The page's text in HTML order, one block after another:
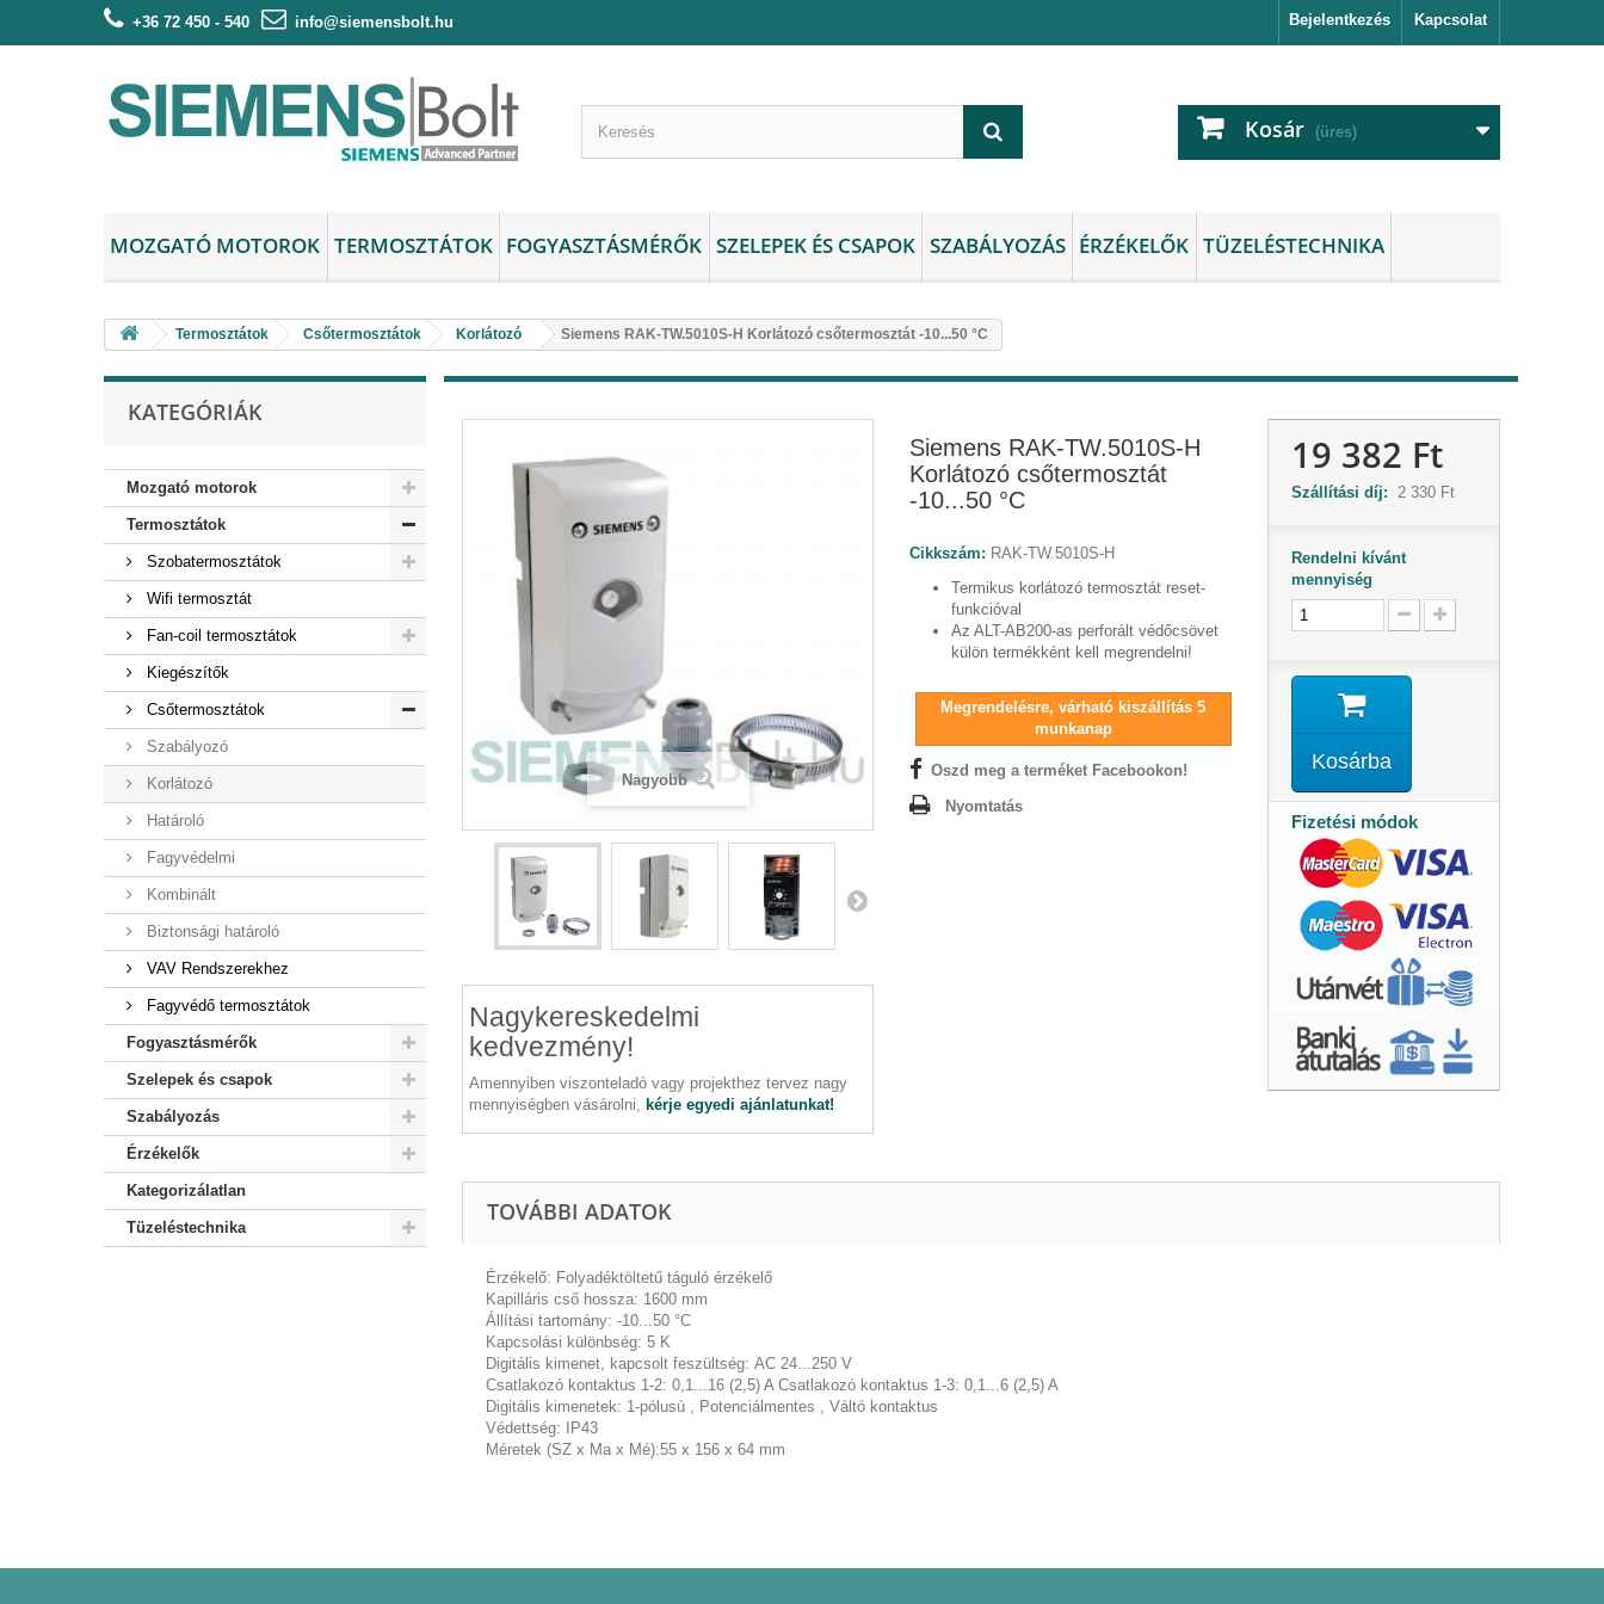
Kapcsolat
+36 72 450 - 540 info@siemensbolt.hu Bejelentkezés
Kosár (üres)
MOZGATÓ MOTOROK TERMOSZTÁTOK FOGYASZTÁSMÉRŐK SZELEPEK ÉS CSAPOK SZABÁLYOZÁS ÉRZÉKELŐK TÜZELÉSTECHNIKA
Termosztátok Csőtermosztátok Korlátozó Siemens RAK-TW.5010S-H Korlátozó csőtermosztát -10...50 °C
KATEGÓRIÁK
Mozgató motorok
Termosztátok
Szobatermosztátok
Wifi termosztát
Fan-coil termosztátok
Kiegészítők
Csőtermosztátok
Szabályozó
Korlátozó
Határoló
Fagyvédelmi
Kombinált
Biztonsági határoló
VAV Rendszerekhez
Fagyvédő termosztátok
Fogyasztásmérők
Szelepek és csapok
Szabályozás
Érzékelők
Kategorizálatlan
Tüzeléstechnika
Nagyobb
Nagykereskedelmi
kedvezmény!
Amennyiben viszonteladó vagy projekthez tervez nagy
mennyiségben vásárolni, kérje egyedi ajánlatunkat!
Siemens RAK-TW.5010S-H
Korlátozó csőtermosztát
-10...50 °C
Cikkszám: RAK-TW.5010S-H
Termikus korlátozó termosztát reset-
funkcióval
Az ALT-AB200-as perforált védőcsövet
külön termékként kell megrendelni!
Megrendelésre, várható kiszállítás 5
munkanap
Oszd meg a terméket Facebookon!
Nyomtatás
19 382 Ft
Szállítási díj: 2 330 Ft
Rendelni kívánt
mennyiség
Kosárba
Fizetési módok
TOVÁBBI ADATOK
Érzékelő: Folyadéktöltetű táguló érzékelő
Kapilláris cső hossza: 1600 mm
Állítási tartomány: -10...50 °C
Kapcsolási különbség: 5 K
Digitális kimenet, kapcsolt feszültség: AC 24...250 V
Csatlakozó kontaktus 1-2: 0,1...16 (2,5) A Csatlakozó kontaktus 1-3: 0,1...6 (2,5) A
Digitális kimenetek: 1-pólusú , Potenciálmentes , Váltó kontaktus
Védettség:
IP43
Méretek (SZ x Ma x Mé):55 x 156 x 64 mm